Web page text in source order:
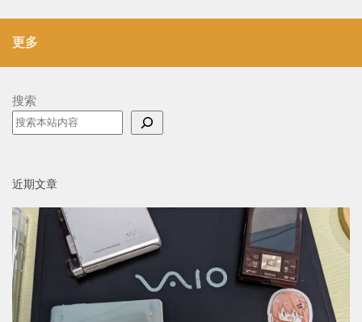
更多
搜索
近期文章